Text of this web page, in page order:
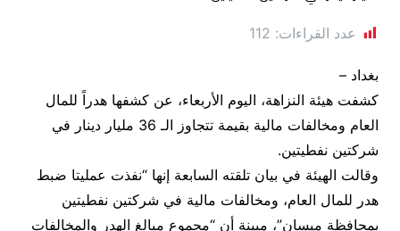
عدد القراءات: 112
بغداد –
كشفت هيئة النزاهة، اليوم الأربعاء، عن كشفها هدراً للمال
العام ومخالفات مالية بقيمة تتجاوز الـ 36 مليار دينار في
شركتين نفطيتين.
وقالت الهيئة في بيان تلقته السابعة إنها “نفذت عمليتا ضبط
هدر للمال العام، ومخالفات مالية في شركتين نفطيتين
بمحافظة ميسان”، مبينة أن “مجموع مبالغ الهدر والمخالفات